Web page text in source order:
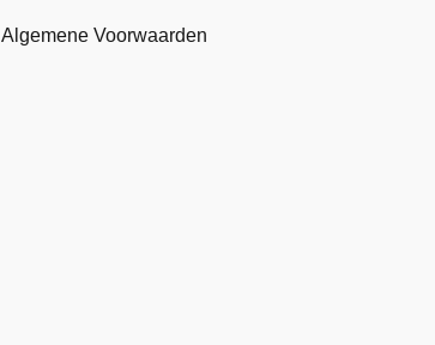
Algemene Voorwaarden